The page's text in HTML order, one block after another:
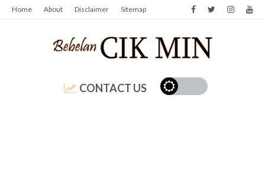
Home About Disclaimer Sitemap
CONTACT US